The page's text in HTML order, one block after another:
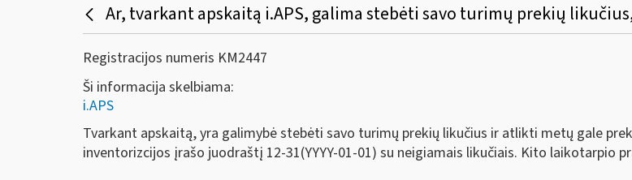
Ar, tvarkant apskaitą i.APS, galima stebėti savo turimų prekių
Registracijos numeris KM2447
Ši informacija skelbiama:
i.APS
Tvarkant apskaitą, yra galimybė stebėti savo turimų prekių likučius ir atlikti metų gale
inventorizcijos įrašo juodraštį 12-31(YYYY-01-01) su neigiamais likučiais. Kito laikotarpio